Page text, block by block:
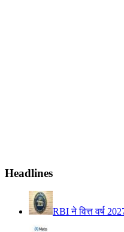
Headlines
RBI ने वित्त वर्ष